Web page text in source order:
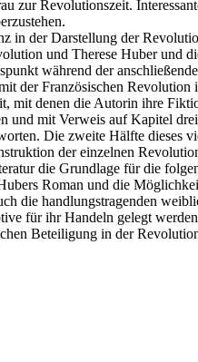
zur Revolutionszeit.
in der Darstellung der
und Therese Huber und
während der
der Französischen
mit denen die Autorin ihre
und mit Verweis auf Kapitel
Die zweite Hälfte
der einzelnen
die Grundlage für die
Roman und die
die handlungstragenden
für ihr Handeln gelegt
Beteiligung in der